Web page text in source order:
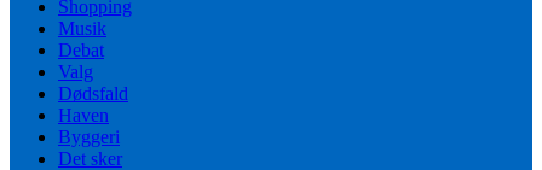
Shopping
Musik
Debat
Valg
Dødsfald
Haven
Byggeri
Det sker